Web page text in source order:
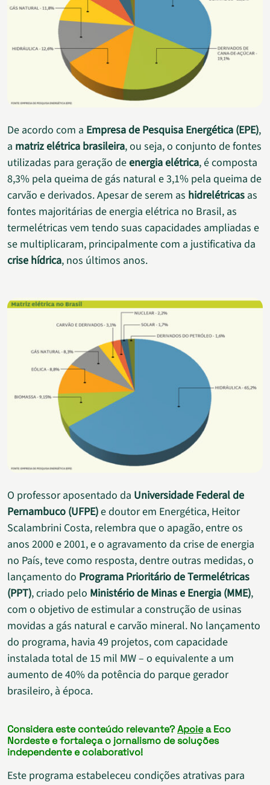
De acordo com a Empresa de Pesquisa Energética (EPE),
a matriz elétrica brasileira, ou seja, o conjunto de fontes
utilizadas para geração deenergia elétrica, é composta
8,3% pela queima de gás natural e 3,1% pela queima de
carvão e derivados. Apesar de serem as hidrelétricas as
fontes majoritárias de energia elétrica no Brasil, as
termelétricas vem tendo suas capacidades ampliadas e
se multiplicaram, principalmente com a justificativa da
crise hídrica, nos últimos anos.
O professor aposentado da Universidade Federal de
Pernambuco (UFPE)e doutor em Energética, Heitor
Scalambrini Costa, relembra que o apagão, entre os
anos 2000 e 2001, e o agravamento da crise de energia
no País, teve como resposta, dentre outras medidas, o
lançamento do Programa Prioritário de Termelétricas
(PPT), criado pelo Ministério de Minas e Energia (MME),
com o objetivo de estimular a construção de usinas
movidas a gás natural e carvão mineral. No lançamento
do programa, havia 49 projetos, com capacidade
instalada total de 15 mil MW – o equivalente a um
aumento de 40% da potência do parque gerador
brasileiro, à época.
Considera este conteúdo relevante?Apoiea Eco
Nordeste e fortaleça o jornalismo de soluções
independente e colaborativo!
Este programa estabeleceu condições atrativas para